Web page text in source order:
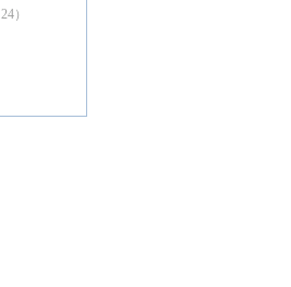
24）